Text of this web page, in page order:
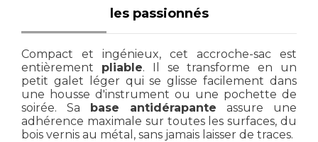
les passionnés
Compact et ingénieux, cet accroche-sac est
entièrement pliable. Il se transforme en un
petit galet léger qui se glisse facilement dans
une housse d'instrument ou une pochette de
soirée. Sa base antidérapante assure une
adhérence maximale sur toutes les surfaces, du
bois vernis au métal, sans jamais laisser de traces.